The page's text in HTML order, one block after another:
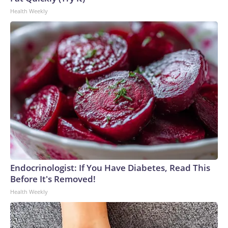
Wire™ & © 2026 Cable News Network, Inc., a Warner Bros.
Discovery Company. All rights reserved.
Health Weekly
Endocrinologist: If You Have Diabetes, Read This
Before It's Removed!
Health Weekly